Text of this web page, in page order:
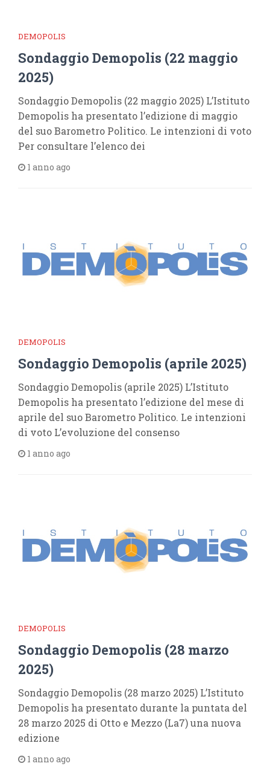
DEMOPOLIS
Sondaggio Demopolis (22 maggio
2025)
Sondaggio Demopolis (22 maggio 2025) L’Istituto
Demopolis ha presentato l’edizione di maggio
del suo Barometro Politico. Le intenzioni di voto
Per consultare l’elenco dei
1 anno ago
DEMOPOLIS
Sondaggio Demopolis (aprile 2025)
Sondaggio Demopolis (aprile 2025) L’Istituto
Demopolis ha presentato l’edizione del mese di
aprile del suo Barometro Politico. Le intenzioni
di voto L’evoluzione del consenso
1 anno ago
DEMOPOLIS
Sondaggio Demopolis (28 marzo
2025)
Sondaggio Demopolis (28 marzo 2025) L’Istituto
Demopolis ha presentato durante la puntata del
28 marzo 2025 di Otto e Mezzo (La7) una nuova
edizione
1 anno ago